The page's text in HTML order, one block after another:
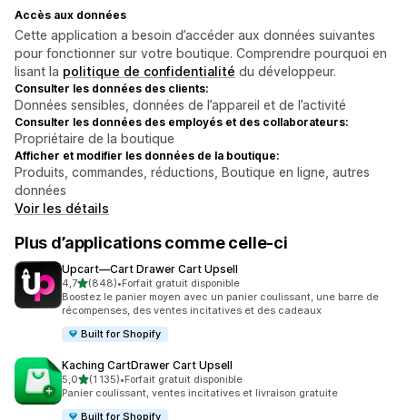
Accès aux données
Cette application a besoin d’accéder aux données suivantes
pour fonctionner sur votre boutique. Comprendre pourquoi en
lisant la politique de confidentialité du développeur.
Consulter les données des clients:
Données sensibles, données de l’appareil et de l’activité
Consulter les données des employés et des collaborateurs:
Propriétaire de la boutique
Afficher et modifier les données de la boutique:
Produits, commandes, réductions, Boutique en ligne, autres
données
Voir les détails
Plus d’applications comme celle-ci
Upcart—Cart Drawer Cart Upsell
4,7étoile(s) sur 5
(848)
848 avis au total
•Forfait gratuit disponible
Boostez le panier moyen avec un panier coulissant, une barre de
récompenses, des ventes incitatives et des cadeaux
Built for Shopify
Kaching CartDrawer Cart Upsell
5,0étoile(s) sur 5
(1 135)
1135 avis au total
•Forfait gratuit disponible
Panier coulissant, ventes incitatives et livraison gratuite
Built for Shopify